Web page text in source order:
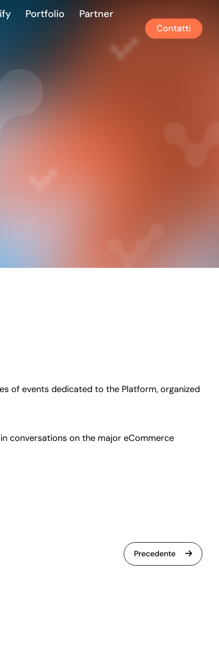
Portfolio Partner
Contatti
of events dedicated to the Platform, organized
conversations on the major eCommerce
Precedente